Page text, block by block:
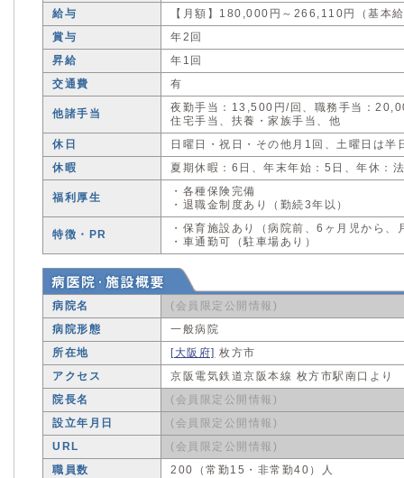
給与
【月額】180,000円～266,110円（基本
賞与
年2回
昇給
年1回
交通費
有
他諸手当
夜勤手当：13,500円/回、職務手当：
住宅手当、扶養・家族手当、他
休日
日曜日・祝日・その他月1回、土曜日は半
休暇
夏期休暇：6日、年末年始：5日、年休：
福利厚生
・各種保険完備
・退職金制度あり（勤続3年以）
特徴・PR
・保育施設あり（病院前、6ヶ月児から
・車通勤可（駐車場あり）
病院名
(会員限定公開情報)
病院形態
一般病院
所在地
[大阪府] 枚方市
アクセス
京阪電気鉄道京阪本線 枚方市駅南口より
院長名
(会員限定公開情報)
設立年月日
(会員限定公開情報)
URL
(会員限定公開情報)
職員数
200（常勤15・非常勤40）人